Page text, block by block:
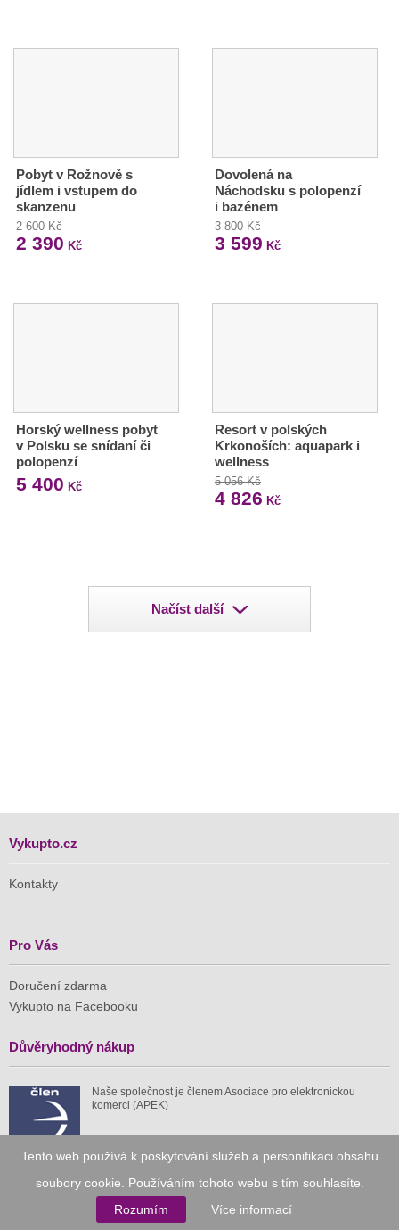
Tento web používá k poskytování služeb a personifikaci obsahu
soubory cookie. Používáním tohoto webu s tím souhlasíte.
Rozumím
Více informací
Pobyt v Rožnově s
jídlem i vstupem do
skanzenu
2 600 Kč
2 390 Kč
Dovolená na
Náchodsku s polopenzí
i bazénem
3 800 Kč
3 599 Kč
Horský wellness pobyt
v Polsku se snídaní či
polopenzí
5 400 Kč
Resort v polských
Krkonoších: aquapark i
wellness
5 056 Kč
4 826 Kč
Načíst další
Vykupto.cz
Kontakty
Pro Vás
Doručení zdarma
Vykupto na Facebooku
Důvěryhodný nákup
Naše společnost je členem Asociace pro elektronickou
komerci (APEK)
Již od roku 2010